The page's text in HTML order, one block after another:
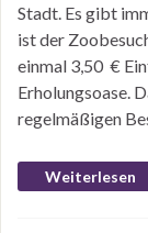
Stadt. Es gibt
ist der
einmal 3,50 €
Erholungsoase.
regelmäßigen
Weiterlesen